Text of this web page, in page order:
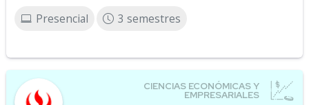
Presencial 3 semestres